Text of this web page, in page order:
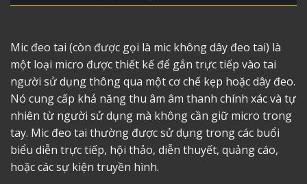
Mic đeo tai (còn được gọi là mic không dây đeo tai) là
một loại micro được thiết kế để gắn trực tiếp vào tai
người sử dụng thông qua một cơ chế kẹp hoặc dây đeo.
Nó cung cấp khả năng thu âm âm thanh chính xác và tự
nhiên từ người sử dụng mà không cần giữ micro trong
tay. Mic đeo tai thường được sử dụng trong các buổi
biểu diễn trực tiếp, hội thảo, diễn thuyết, quảng cáo,
hoặc các sự kiện truyền hình.